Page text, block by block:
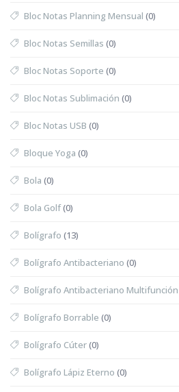
Bloc Notas Planning Mensual (0)
Bloc Notas Semillas (0)
Bloc Notas Soporte (0)
Bloc Notas Sublimación (0)
Bloc Notas USB (0)
Bloque Yoga (0)
Bola (0)
Bola Golf(0)
Bolígrafo (13)
Bolígrafo Antibacteriano (0)
Bolígrafo Antibacteriano Multifunción
Bolígrafo Borrable (0)
Bolígrafo Cúter(0)
Bolígrafo Lápiz Eterno (0)